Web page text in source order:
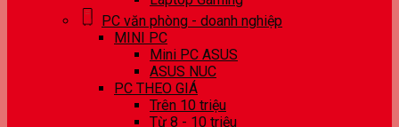
PC văn phòng - doanh nghiệp
MINI PC
Mini PC ASUS
ASUS NUC
PC THEO GIÁ
Trên 10 triệu
Từ 8 - 10 triệu